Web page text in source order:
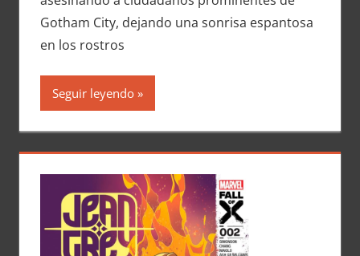
Gotham City, dejando una sonrisa espantosa
en los rostros
Seguir leyendo